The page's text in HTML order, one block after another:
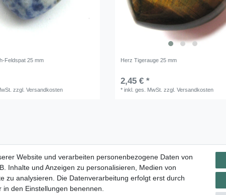
Feldspat 25 mm
zzgl.Versandkosten
Herz Tigerauge 25 mm
2,45 € *
*inkl. ges. MwSt. zzgl.Versandkosten
Widerrufs­recht
Website und verarbeiten personenbezogene Daten von
Inhalte und Anzeigen zu personalisieren, Medien von
zu analysieren. Die Datenverarbeitung erfolgt erst durch
den Einstellungen benennen.